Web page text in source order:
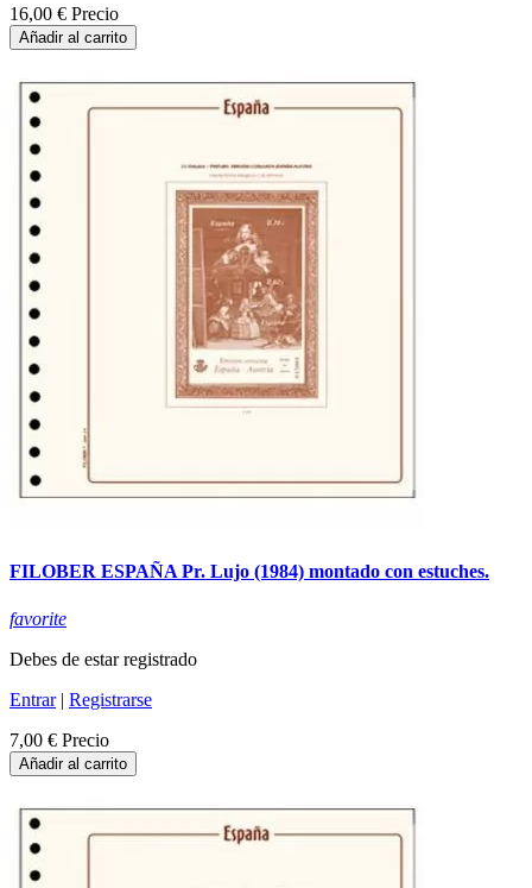
16,00 € Precio
Añadir al carrito
FILOBER ESPAÑA Pr. Lujo (1984) montado con estuches.
favorite
Debes de estar registrado
Entrar| Registrarse
7,00 € Precio
Añadir al carrito